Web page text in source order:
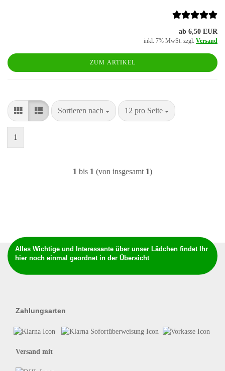
ab 6,50 EUR
inkl. 7% MwSt. zzgl. Versand
ZUM ARTIKEL
Sortieren nach
Sortieren nach 12 pro Seite
pro Seite
1
1 bis 1 (von insgesamt 1)
Alles Wichtige und Interessante über unser Lädchen findet Ihr
hier noch einmal geordnet in der Übersicht
Zahlungsarten
Versand mit